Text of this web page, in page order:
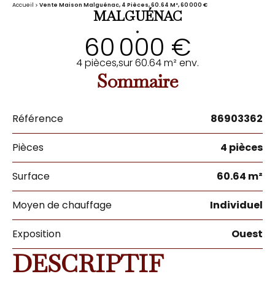
Accueil Vente Maison Malguénac, 4 Pièces, 60.64 M², 60 000 €
MALGUÉNAC
•
60 000 €
4 pièces,sur 60.64 m² env.
Sommaire
Référence 86903362
Pièces 4 pièces
Surface 60.64 m²
Moyen de chauffage Individuel
Exposition Ouest
DESCRIPTIF